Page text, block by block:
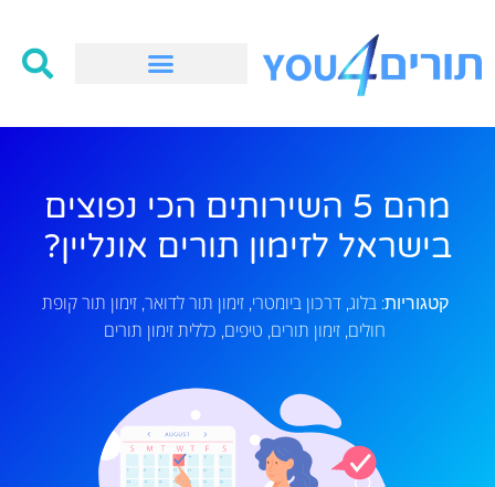
מהם 5 השירותים הכי נפוצים
בישראל לזימון תורים אונליין?
קטגוריות: בלוג,דרכון ביומטרי,זימון תור לדואר,זימון תור קופת
חולים, זימון תורים, טיפים, כללית זימון תורים